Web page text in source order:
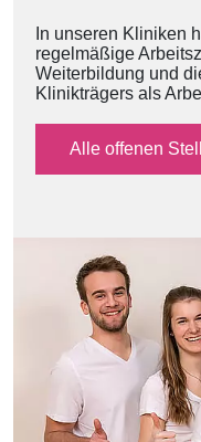
In unseren Kliniken
regelmäßige
Weiterbildung und
Klinikträgers als
Alle offenen